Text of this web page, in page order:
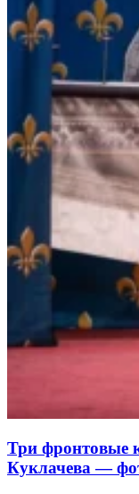
Три фронтовые
Куклачева —